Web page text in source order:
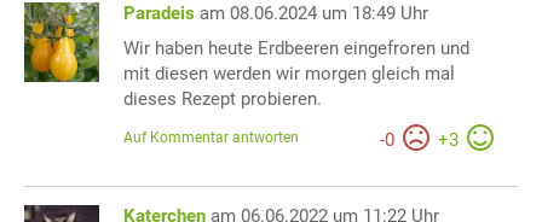
Paradeis am 08.06.2024 um 18:49 Uhr
Wir haben heute Erdbeeren eingefroren und
mit diesen werden wir morgen gleich mal
dieses Rezept probieren.
-0 +3
Auf Kommentar antworten
Katerchen am 06.06.2022 um 11:22 Uhr